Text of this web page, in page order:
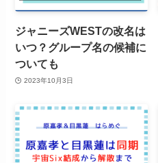
ジャニーズWESTの改名は
いつ？グループ名の候補に
ついても
2023年10月3日